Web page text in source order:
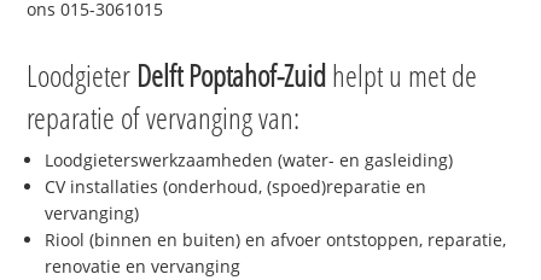
ons 015-3061015
Loodgieter Delft Poptahof-Zuidhelpt u met de
reparatie of vervanging van:
Loodgieterswerkzaamheden (water- en gasleiding)
CV installaties (onderhoud, (spoed)reparatie en
vervanging)
Riool (binnen en buiten) en afvoer ontstoppen, reparatie,
renovatie en vervanging